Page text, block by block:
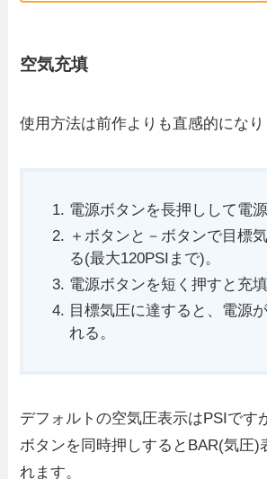
空気充填
使用方法は前作よりも直感的になり
電源ボタンを長押しして電源
＋ボタンと－ボタンで目標
る(最大120PSIまで)。
電源ボタンを短く押すと充填
目標気圧に達すると、電源
れる。
デフォルトの空気圧表示はPSIです
ボタンを同時押しするとBAR(気圧)
れます。